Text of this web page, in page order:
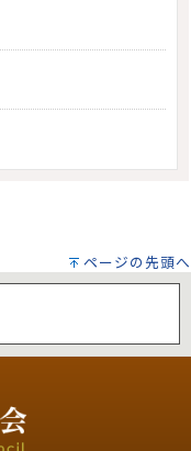
ページの先頭へ